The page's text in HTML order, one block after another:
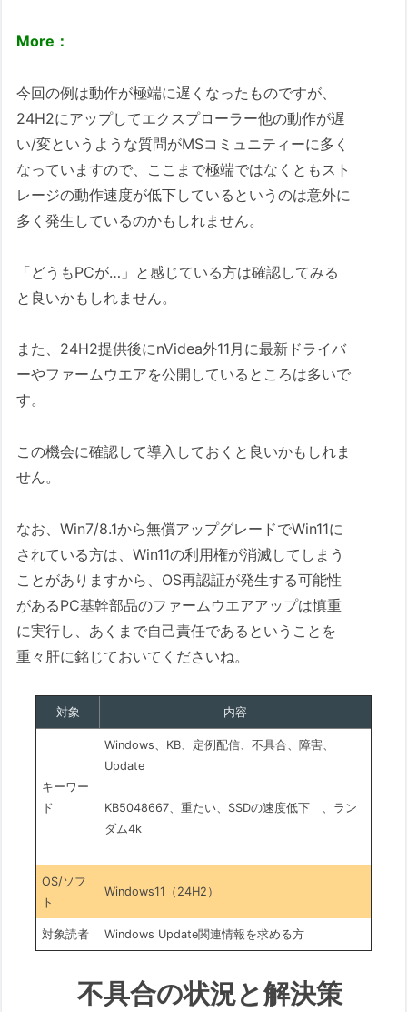
More：
今回の例は動作が極端に遅くなったものですが、
24H2にアップしてエクスプローラー他の動作が遅
い/変というような質問がMSコミュニティーに多く
なっていますので、ここまで極端ではなくともスト
レージの動作速度が低下しているというのは意外に
多く発生しているのかもしれません。
「どうもPCが…」と感じている方は確認してみる
と良いかもしれません。
また、24H2提供後にnVidea外11月に最新ドライバ
ーやファームウエアを公開しているところは多いで
す。
この機会に確認して導入しておくと良いかもしれま
せん。
なお、Win7/8.1から無償アップグレードでWin11に
されている方は、Win11の利用権が消滅してしまう
ことがありますから、OS再認証が発生する可能性
があるPC基幹部品のファームウエアアップは慎重
に実行し、あくまで自己責任であるということを
重々肝に銘じておいてくださいね。
対象 内容
キーワー
ド
Windows、KB、定例配信、不具合、障害、
Update
KB5048667、重たい、SSDの速度低下 、ラン
ダム4k
OS/ソフ
ト
Windows11（24H2）
対象読者 Windows Update関連情報を求める方
不具合の状況と解決策